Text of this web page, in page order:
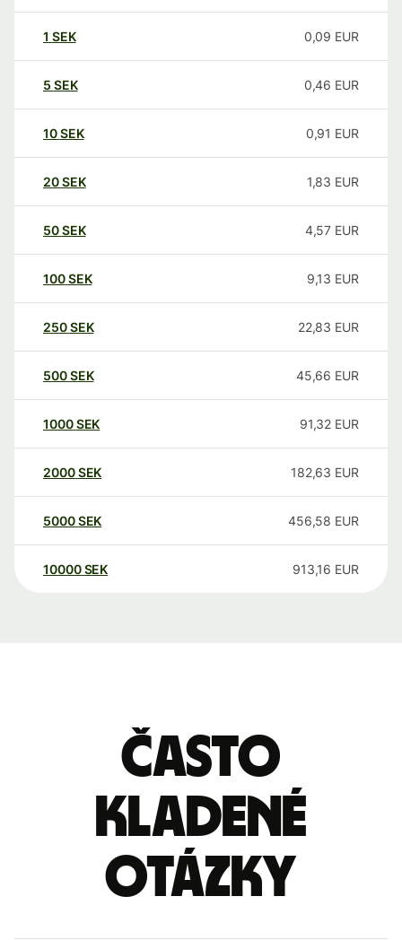
1 SEK 0,09 EUR
5 SEK 0,46 EUR
10SEK 0,91 EUR
20SEK 1,83 EUR
50SEK 4,57 EUR
100SEK 9,13 EUR
250SEK 22,83 EUR
500SEK 45,66 EUR
1000SEK 91,32 EUR
2000SEK 182,63 EUR
5000SEK 456,58 EUR
10000 SEK 913,16 EUR
Často
kladené
otázky